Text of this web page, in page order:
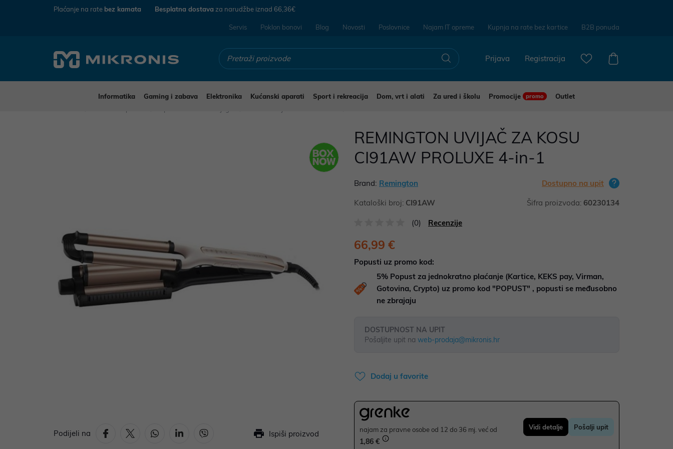
Plaćanje na rate bez kamata Besplatna dostava za narudžbe iznad 66,36€
Servis Poklon bonovi Blog Novosti Poslovnice Najam IT opreme Kupnja na rate bez kartice B2B ponuda
Registracija
Prijava
Informatika Gaming i zabava Elektronika Kućanski aparati Sport i rekreacija Dom, vrt i alati Za ured i školu Promocije promo
Outlet
Podijeli na Ispiši proizvod
REMINGTON UVIJAČ ZA KOSU
CI91AW PROLUXE 4-in-1
Brand: Remington Dostupno na upit
Kataloški broj: CI91AW Šifra proizvoda: 60230134
(0) Recenzije
66,99 €
Popusti uz promo kod:
5% Popust za jednokratno plaćanje (Kartice, KEKS pay, Virman,
Gotovina, Crypto) uz promo kod "POPUST" , popusti se međusobno
ne zbrajaju
DOSTUPNOST NA UPIT
Pošaljite upit na web-prodaja@mikronis.hr
Dodaj u favorite
najam za pravne osobe od 12 do 36 mj. već od
1,86 €
Vidi detalje Pošalji upit